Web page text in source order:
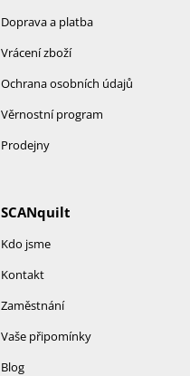
Doprava a platba
Vrácení zboží
Ochrana osobních údajů
Věrnostní program
Prodejny
SCANquilt
Kdo jsme
Kontakt
Zaměstnání
Vaše připomínky
Blog